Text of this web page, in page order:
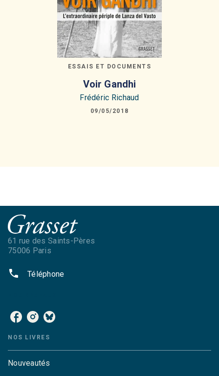
ESSAIS ET DOCUMENTS
Voir Gandhi
Frédéric Richaud
09/05/2018
61 rue des Saints-Pères
75006 Paris
phone Téléphone
NOS LIVRES
Nouveautés